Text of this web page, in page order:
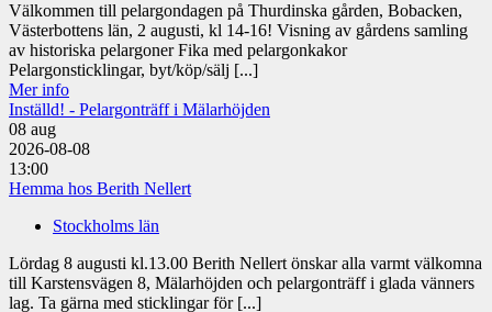
Välkommen till pelargondagen på Thurdinska gården, Bobacken,
Västerbottens län, 2 augusti, kl 14-16! Visning av gårdens samling
av historiska pelargoner Fika med pelargonkakor
Pelargonsticklingar, byt/köp/sälj [...]
Mer info
Inställd! - Pelargonträff i Mälarhöjden
08 aug
2026-08-08
13:00
Hemma hos Berith Nellert
Stockholms län
Lördag 8 augusti kl.13.00 Berith Nellert önskar alla varmt välkomna
till Karstensvägen 8, Mälarhöjden och pelargonträff i glada vänners
lag. Ta gärna med sticklingar för [...]